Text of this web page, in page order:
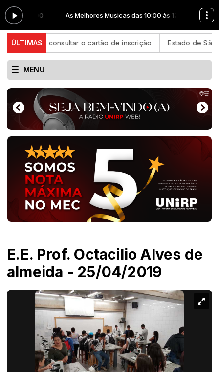
às 12:00 As Melhores Musicas das 10:00 às 12:00
ÚLTIMAS
consultar o cartão de inscrição Estado de São Paulo
MENU
E.E. Prof. Octacilio Alves de
almeida - 25/04/2019